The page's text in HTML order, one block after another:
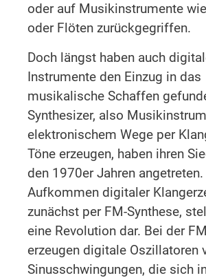
oder auf Musikinstrumente
oder Flöten zurückgegriffen.
Doch längst haben auch
Instrumente den Einzug in das
musikalische Schaffen
Synthesizer, also
elektronischem Wege per
Töne erzeugen, haben ihren
den 1970er Jahren angetreten.
Aufkommen digitaler
zunächst per FM-Synthese,
eine Revolution dar. Bei der
erzeugen digitale Oszillatoren
Sinusschwingungen, die sich